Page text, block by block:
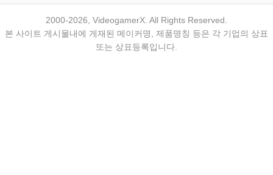
2000-2026, VideogamerX. All Rights Reserved.
본 사이트 게시물내에 게재된 메이커명, 제품명칭 등은 각 기업의 상표
또는 상표등록입니다.